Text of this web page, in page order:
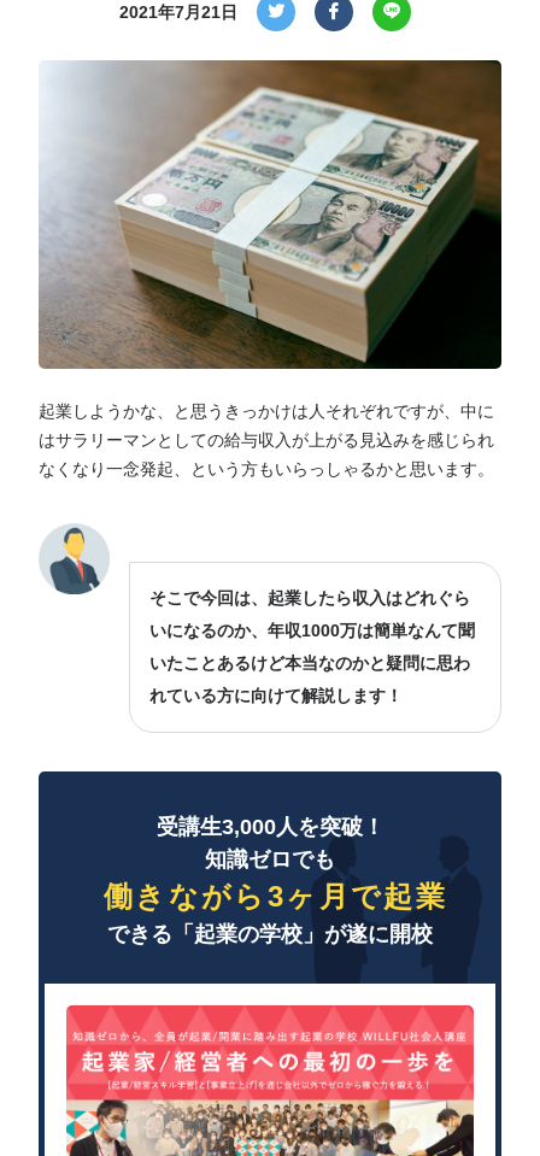
2021年7月21日
起業しようかな、と思うきっかけは人それぞれですが、中に
はサラリーマンとしての給与収入が上がる見込みを感じられ
なくなり一念発起、という方もいらっしゃるかと思います。
そこで今回は、起業したら収入はどれぐら
いになるのか、年収1000万は簡単なんて聞
いたことあるけど本当なのかと疑問に思わ
れている方に向けて解説します！
受講生3,000人を突破！
知識ゼロでも
働きながら3ヶ月で起業
できる「起業の学校」が遂に開校